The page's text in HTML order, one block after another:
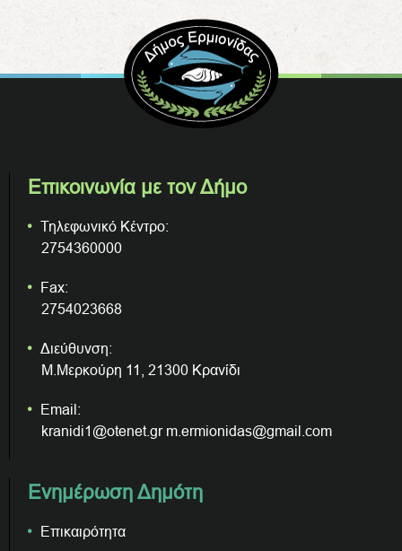
Επικοινωνία με τον Δήμο
Τηλεφωνικό Κέντρο:
2754360000
Fax:
2754023668
Διεύθυνση:
Μ.Μερκούρη 11, 21300 Κρανίδι
Email:
kranidi1@otenet.gr m.ermionidas@gmail.com
Ενημέρωση Δημότη
Επικαιρότητα